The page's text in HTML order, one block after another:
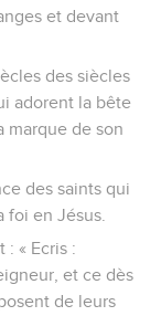
et devant
des siècles
adorent la bête
marque de son
des saints qui
foi en Jésus.
« Ecris :
et ce dès
de leurs